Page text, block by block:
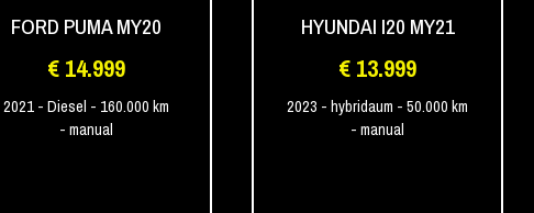
FORD PUMA MY20
€ 14.999
2021 - Diesel - 160.000 km
- manual
HYUNDAI I20 MY21
€ 13.999
2023 - hybridaum - 50.000 km
- manual